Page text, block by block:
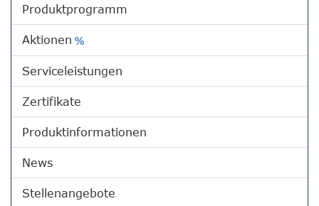
Produktprogramm
Aktionen %
Serviceleistungen
Zertifikate
Produktinformationen
News
Stellenangebote